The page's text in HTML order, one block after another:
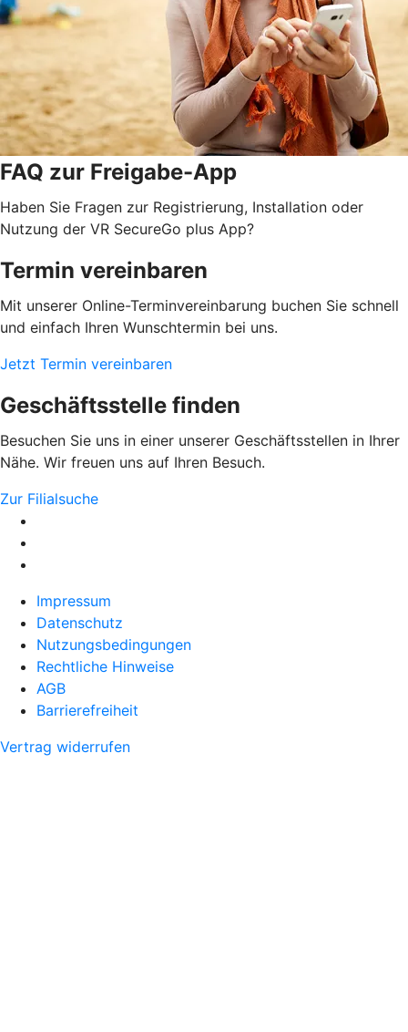
FAQ zur Freigabe-App
Haben Sie Fragen zur Registrierung, Installation oder
Nutzung der VR SecureGo plus App?
Termin vereinbaren
Mit unserer Online-Terminvereinbarung buchen Sie schnell
und einfach Ihren Wunschtermin bei uns.
Jetzt Termin vereinbaren
Geschäftsstelle finden
Besuchen Sie uns in einer unserer Geschäftsstellen in Ihrer
Nähe. Wir freuen uns auf Ihren Besuch.
Zur Filialsuche
Impressum
Datenschutz
Nutzungsbedingungen
Rechtliche Hinweise
AGB
Barrierefreiheit
Vertrag widerrufen